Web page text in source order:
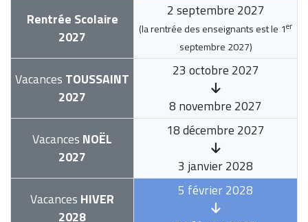
Rentrée Scolaire
2027
2 septembre 2027
(la rentrée des enseignants est le 1er
septembre 2027)
Vacances TOUSSAINT
2027
23 octobre 2027
8 novembre 2027
Vacances NOËL
2027
18 décembre 2027
3 janvier 2028
Vacances HIVER
2028
5 février 2028